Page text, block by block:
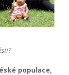
populace,